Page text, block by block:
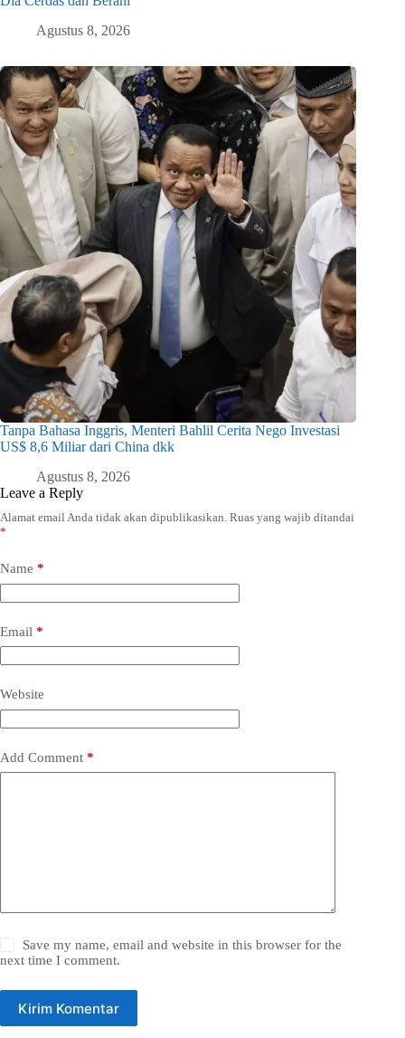
Agustus 8, 2026
Tanpa Bahasa Inggris, Menteri Bahlil Cerita Nego Investasi
US$ 8,6 Miliar dari China dkk
Agustus 8, 2026
Leave a Reply
Alamat email Anda tidak akan dipublikasikan. Ruas yang wajib ditandai
*
Name *
Email *
Website
Add Comment *
Save my name, email and website in this browser for the
next time I comment.
Kirim Komentar